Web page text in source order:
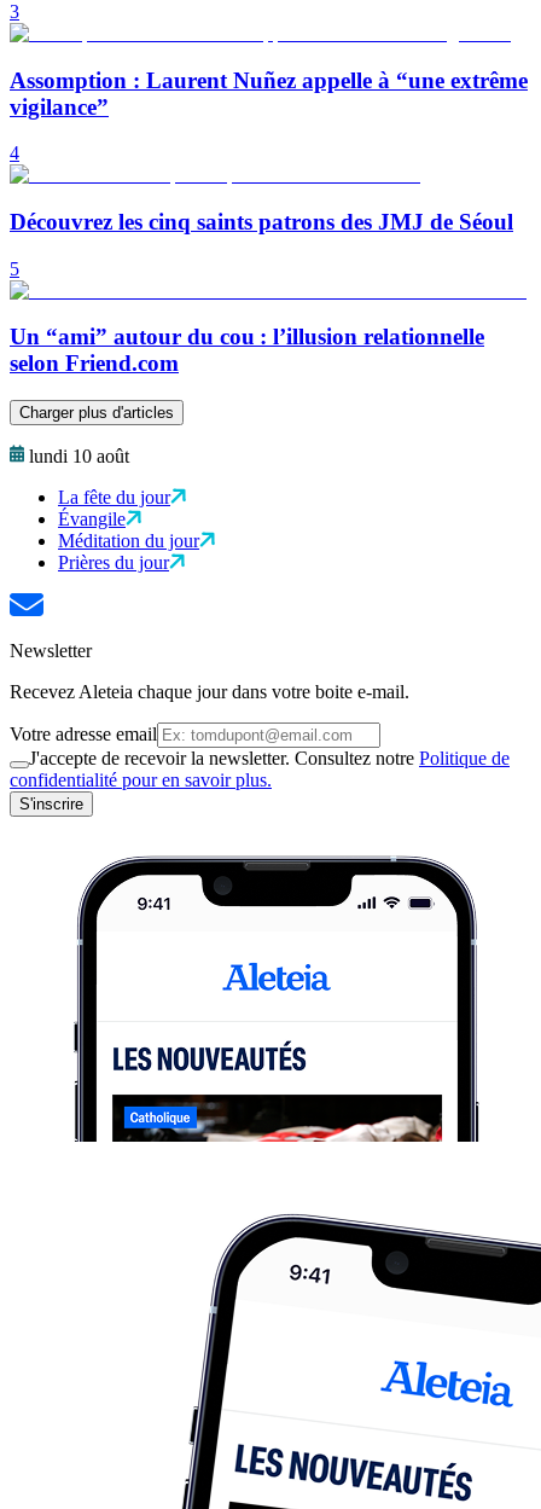
3
Assomption : Laurent Nuñez appelle à “une extrême
vigilance”
4
Découvrez les cinq saints patrons des JMJ de Séoul
5
Un “ami” autour du cou : l’illusion relationnelle
selon Friend.com
Charger plus d'articles
lundi 10 août
La fête du jour
Évangile
Méditation du jour
Prières du jour
Newsletter
Recevez Aleteia chaque jour dans votre boite e-mail.
Votre adresse email
J'accepte de recevoir la newsletter. Consultez notre Politique de
confidentialité pour en savoir plus.
S'inscrire